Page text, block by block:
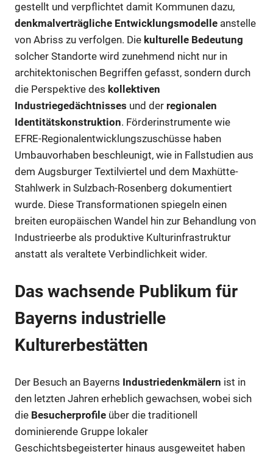
gestellt und verpflichtet damit Kommunen dazu,
denkmalverträgliche Entwicklungsmodelle anstelle
von Abriss zu verfolgen. Die kulturelle Bedeutung
solcher Standorte wird zunehmend nicht nur in
architektonischen Begriffen gefasst, sondern durch
die Perspektive des kollektiven
Industriegedächtnisses und der regionalen
Identitätskonstruktion. Förderinstrumente wie
EFRE-Regionalentwicklungszuschüsse haben
Umbauvorhaben beschleunigt, wie in Fallstudien aus
dem Augsburger Textilviertel und dem Maxhütte-
Stahlwerk in Sulzbach-Rosenberg dokumentiert
wurde. Diese Transformationen spiegeln einen
breiten europäischen Wandel hin zur Behandlung von
Industrieerbe als produktive Kulturinfrastruktur
anstatt als veraltete Verbindlichkeit wider.
Das wachsende Publikum für
Bayerns industrielle
Kulturerbestätten
Der Besuch an Bayerns Industriedenkmälern ist in
den letzten Jahren erheblich gewachsen, wobei sich
die Besucherprofile über die traditionell
dominierende Gruppe lokaler
Geschichtsbegeisterter hinaus ausgeweitet haben